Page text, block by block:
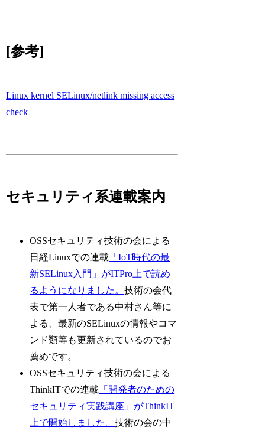
[参考]
Linux kernel SELinux/netlink missing access
check
セキュリティ系連載案内
OSSセキュリティ技術の会による
日経Linuxでの連載 「IoT時代の最
新SELinux入門」がITPro上で読め
るようになりました。技術の会代
表で第一人者である中村さん等に
よる、最新のSELinuxの情報やコマ
ンド類等も更新されているのでお
薦めです。
OSSセキュリティ技術の会による
ThinkITでの連載 「開発者のための
セキュリティ実践講座」がThinkIT
上で開始しました。技術の会の中